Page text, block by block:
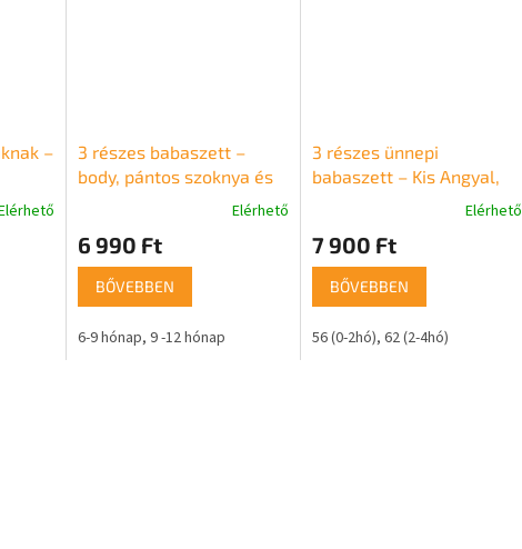
–
3 részes babaszett –
body, pántos szoknya és
Elérhető
6 990 Ft
BŐVEBBEN
6-9 hónap 9 -12 hónap
3 részes ünnepi
babaszett – Kis Angyal,
Elérhető
7 900 Ft
BŐVEBBEN
56 (0-2hó) 62 (2-4hó)